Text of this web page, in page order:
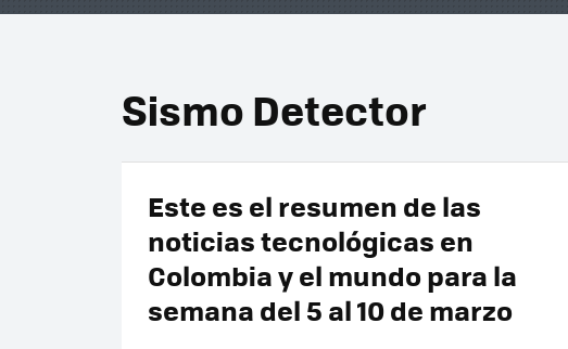
Sismo Detector
Este es el resumen de las
noticias tecnológicas en
Colombia y el mundo para la
semana del 5 al 10 de marzo